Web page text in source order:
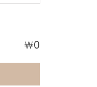
￦0